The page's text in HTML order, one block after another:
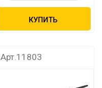
КУПИТЬ
Арт.11803